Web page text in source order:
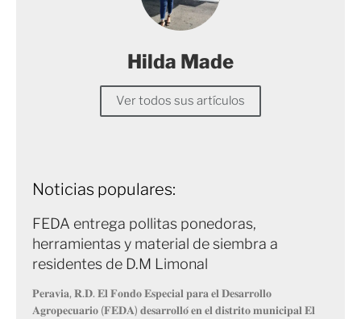
Hilda Made
Ver todos sus artículos
Noticias populares:
FEDA entrega pollitas ponedoras,
herramientas y material de siembra a
residentes de D.M Limonal
𝐏𝐞𝐫𝐚𝐯𝐢𝐚, 𝐑.𝐃. 𝐄𝐥 𝐅𝐨𝐧𝐝𝐨 𝐄𝐬𝐩𝐞𝐜𝐢𝐚𝐥 𝐩𝐚𝐫𝐚 𝐞𝐥 𝐃𝐞𝐬𝐚𝐫𝐫𝐨𝐥𝐥𝐨
𝐀𝐠𝐫𝐨𝐩𝐞𝐜𝐮𝐚𝐫𝐢𝐨 (𝐅𝐄𝐃𝐀) 𝐝𝐞𝐬𝐚𝐫𝐫𝐨𝐥𝐥𝐨́ 𝐞𝐧 𝐞𝐥 𝐝𝐢𝐬𝐭𝐫𝐢𝐭𝐨 𝐦𝐮𝐧𝐢𝐜𝐢𝐩𝐚𝐥 𝐄𝐥